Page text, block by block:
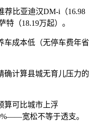
荐比亚迪汉DM-i（16.98
特（18.19万起）。
车成本低（无停车费年省
确计算县城无育儿压力的
算可比城市上浮
宽松不等于透支。